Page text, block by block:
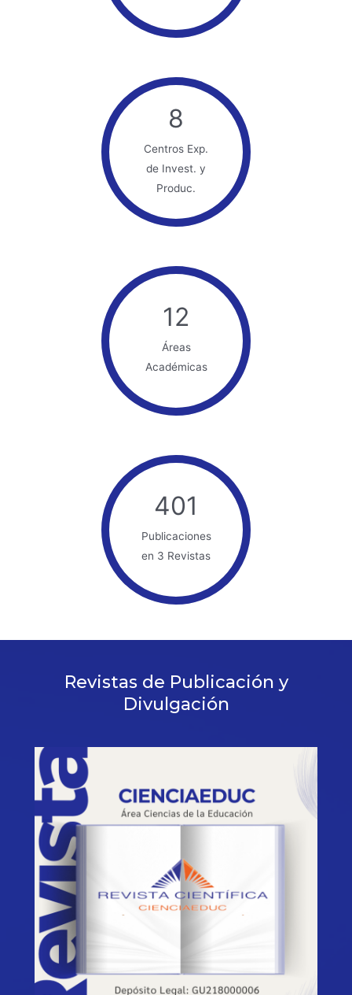
8
Centros Exp.
de Invest. y
Produc.
12
Áreas
Académicas
401
Publicaciones
en 3 Revistas
Revistas de Publicación y
Divulgación